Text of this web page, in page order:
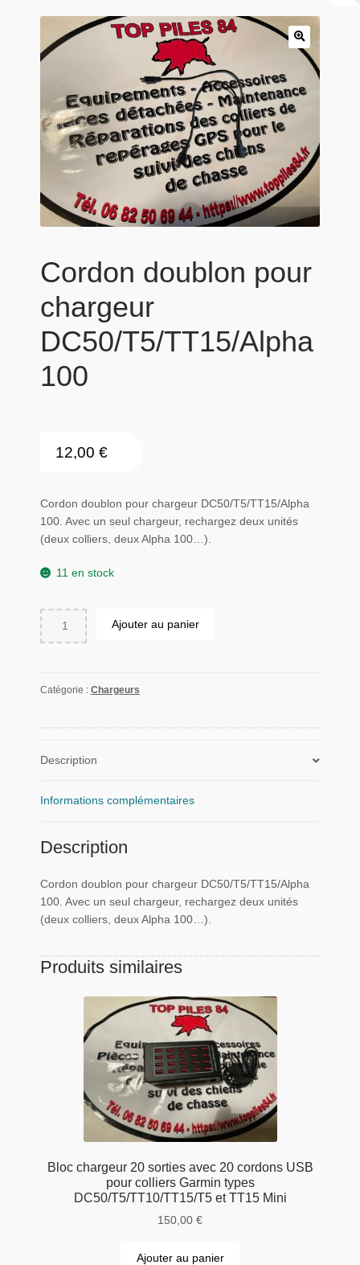
Produits populaires
Qui sommes-nous
Cordon doublon pour
chargeur
DC50/T5/TT15/Alpha
100
12,00 €
Cordon doublon pour chargeur DC50/T5/TT15/Alpha
100. Avec un seul chargeur, rechargez deux unités
(deux colliers, deux Alpha 100…).
11 en stock
quantité
de
pour
Ajouter au panier
Catégorie : Chargeurs
Description
Informations complémentaires
Description
Cordon doublon pour chargeur DC50/T5/TT15/Alpha
100. Avec un seul chargeur, rechargez deux unités
(deux colliers, deux Alpha 100…).
Produits similaires
Bloc chargeur 20 sorties avec 20 cordons USB
pour colliers Garmin types
DC50/T5/TT10/TT15/T5 et TT15 Mini
150,00 €
Ajouter au panier